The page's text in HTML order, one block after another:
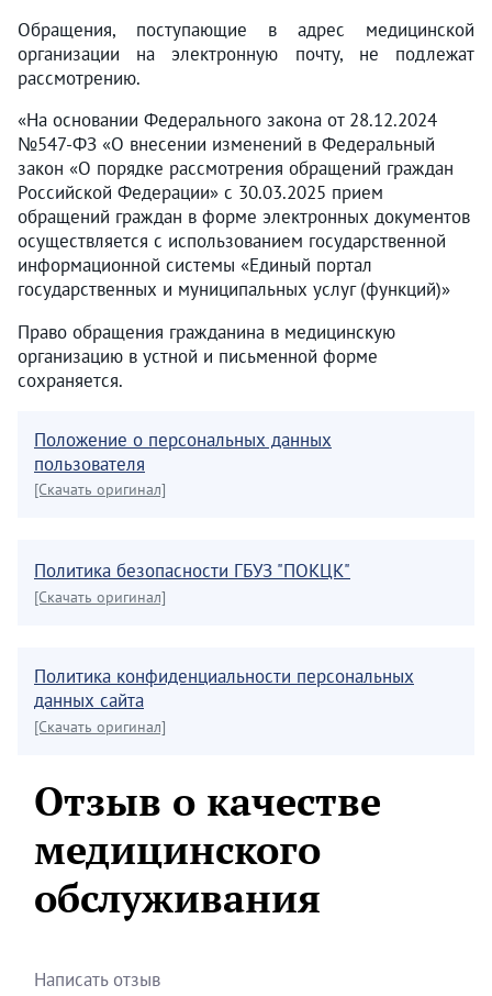
Обращения, поступающие в адрес медицинской
организации на электронную почту, не подлежат
рассмотрению.
«На основании Федерального закона от 28.12.2024
№547-ФЗ «О внесении изменений в Федеральный
закон «О порядке рассмотрения обращений граждан
Российской Федерации» с 30.03.2025 прием
обращений граждан в форме электронных документов
осуществляется с использованием государственной
информационной системы «Единый портал
государственных и муниципальных услуг (функций)»
Право обращения гражданина в медицинскую
организацию в устной и письменной форме
сохраняется.
Положение о персональных данных
пользователя
[Скачать оригинал]
Политика безопасности ГБУЗ "ПОКЦК"
[Скачать оригинал]
Политика конфиденциальности персональных
данных сайта
[Скачать оригинал]
Отзыв о качестве
медицинского
обслуживания
Написать отзыв